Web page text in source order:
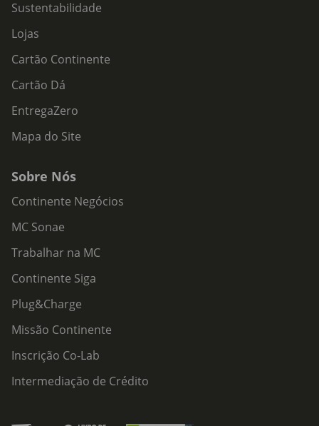
Sustentabilidade
Lojas
Cartão Continente
Cartão Dá
EntregaZero
Mapa do Site
Sobre Nós
Continente Negócios
MC Sonae
Trabalhar na MC
Continente Siga
Plug&Charge
Missão Continente
Inscrição Co-Lab
Intermediação de Crédito